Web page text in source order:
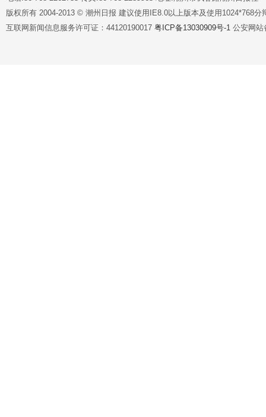
版权所有 2004-2013 © 潮州日报 建议使用IE8.0以上版本及使用1024*768分
互联网新闻信息服务许可证：44120190017 粤ICP备13030909号-1 公安网站